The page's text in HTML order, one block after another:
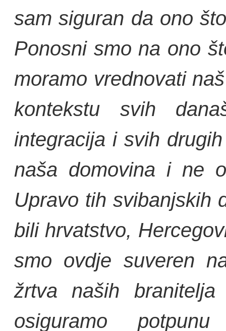
sam siguran da ono
Ponosni smo na ono
moramo vrednovati
kontekstu svih
integracija i svih
naša domovina i ne
Upravo tih svibanjskih
bili hrvatstvo,
smo ovdje suveren
žrtva naših
osiguramo